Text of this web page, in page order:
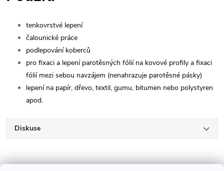
tenkovrstvé lepení
čalounické práce
podlepování koberců
pro fixaci a lepení parotěsných fólií na kovové profily a fixaci
fólií mezi sebou navzájem (nenahrazuje parotěsné pásky)
lepení na papír, dřevo, textil, gumu, bitumen nebo polystyren
apod.
Diskuse